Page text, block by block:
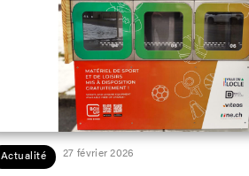
Actualité 27 février 2026